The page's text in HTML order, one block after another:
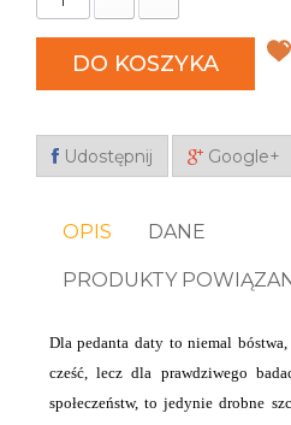
DO KOSZYKA
Udostępnij Google+
OPIS DANE
PRODUKTY
Dla pedanta daty to niemal
cześć, lecz dla prawdziwego
społeczeństw, to jedynie drobne